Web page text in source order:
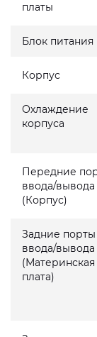
платы
Блок питания
Корпус
Охлаждение
корпуса
Передние
ввода/вывода
(Корпус)
Задние порты
ввода/вывода
(Материнская
плата)